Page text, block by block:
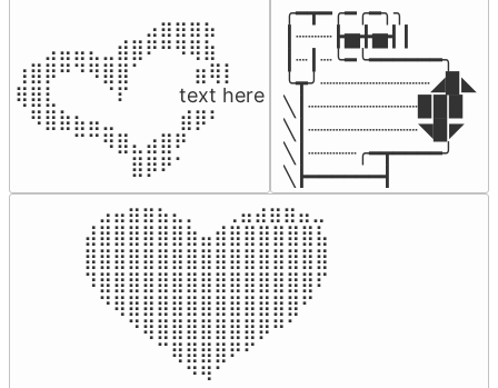
⠀⠀⠀⠀⠀⠀⠀⠀⠀⣠⣶⣶⣶⣦⠀⠀
⠀⠀⣠⣤⣤⣄⣀⣾⣿⠟⠛⠻⢿⣷⠀
⢰⣿⡿⠛⠙⠻⣿⣿⠁⠀⠀ ⠀⣶⢿⡇
⢿⣿⣇⠀⠀⠀⠈⠏⠀⠀⠀ text here
⠀⠻⣿⣷⣦⣤⣀⠀⠀⠀ ⠀⣾⡿⠃⠀
⠀⠀⠀⠀⠉⠉⠻⣿⣄⣴⣿⠟⠀⠀⠀
⠀⠀⠀⠀⠀⠀⠀⠀⣿⡿⠟⠁⠀⠀⠀
╭━┳━╭━╭━╮╮
┃┈┈┈┣▅╋▅┫┃
┃┈┃┈╰━╰━━━━━━╮
╰┳╯┈┈┈┈┈┈┈┈┈◢▉◣
╲┃┈┈┈┈┈┈┈┈┈▉▉▉
╲┃┈┈┈┈┈┈┈┈┈◥▉◤
╲┃┈┈┈┈╭━┳━━━━╯
╲┣━━━━━━┫﻿
⠀⣠⣤⣶⣶⣦⣄⡀  ⠀⢀⣤⣴⣶⣶⣤⣀⠀
⣼⣿⣿⣿⣿⣿⣿⣷⣤⣾⣿⣿⣿⣿⣿⣿⣧
⣿⣿⣿⣿⣿⣿⣿⣿⣿⣿⣿⣿⣿⣿⣿⣿⣿
⠹⣿⣿⣿⣿⣿⣿⣿⣿⣿⣿⣿⣿⣿⣿⣿⠏
⠀⠙⢿⣿⣿⣿⣿⣿⣿⣿⣿⣿⣿⣿⣿⠋⠀
⠀⠀⠀⠙⢿⣿⣿⣿⣿⣿⣿⣿⡿⠛⠁⠀⠀
⠀⠀⠀⠀⠀⠉⢿⣿⣿⣿⠟⠋⠀⠀⠀⠀⠀
⠀⠀⠀⠀⠀⠀⠀⠙⠻⠁⠀⠀⠀⠀⠀⠀⠀⠀⠀⠀⠀⠀⠀